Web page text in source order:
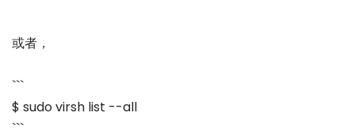
或者，
```
$ sudo virsh list --all
```